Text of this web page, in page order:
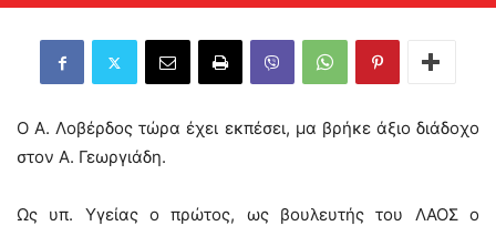
Ο Α. Λοβέρδος τώρα έχει εκπέσει, μα βρήκε άξιο διάδοχο
στον Α. Γεωργιάδη.
Ως υπ. Υγείας ο πρώτος, ως βουλευτής του ΛΑΟΣ ο